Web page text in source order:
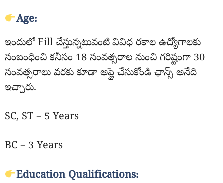
Age:
ఇందులో Fill చేస్తున్నటువంటి వివిధ రకాల ఉద్యోగాలకు
సంబంధించి కనీసం 18 సంవత్సరాల నుంచి గరిష్టంగా 30
సంవత్సరాలు వరకు కూడా అప్లై చేసుకోండి ఛాన్స్ అనేది
ఇచ్చారు.
SC, ST – 5 Years
BC – 3 Years
Education Qualifications: